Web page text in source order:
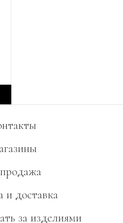
и доставка
за изделиями